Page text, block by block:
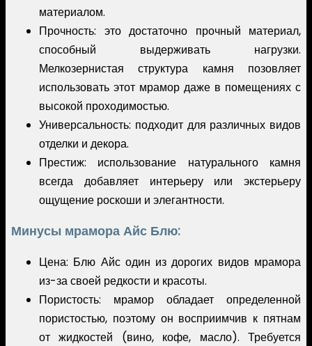
материалом.
Прочность: это достаточно прочный материал,
способный выдерживать нагрузки.
Мелкозернистая структура камня позовляет
использовать этот мрамор даже в помещениях с
высокой проходимостью.
Универсальность: подходит для различных видов
отделки и декора.
Престиж: использование натурального камня
всегда добавляет интерьеру или экстерьеру
ощущение роскоши и элегантности.
Минусы мрамора Айс Блю:
Цена: Блю Айс один из дорогих видов мрамора
из-за своей редкости и красоты.
Пористость: мрамор обладает определенной
пористостью, поэтому он восприимчив к пятнам
от жидкостей (вино, кофе, масло). Требуется